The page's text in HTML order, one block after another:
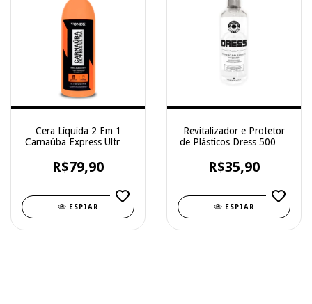
Cera Líquida 2 Em 1
Carnaúba Express Ultra -
R$79,90
ESPIAR
Revitalizador e Protetor
de Plásticos Dress 500ml-
R$35,90
ESPIAR